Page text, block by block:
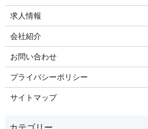
求人情報
会社紹介
お問い合わせ
プライバシーポリシー
サイトマップ